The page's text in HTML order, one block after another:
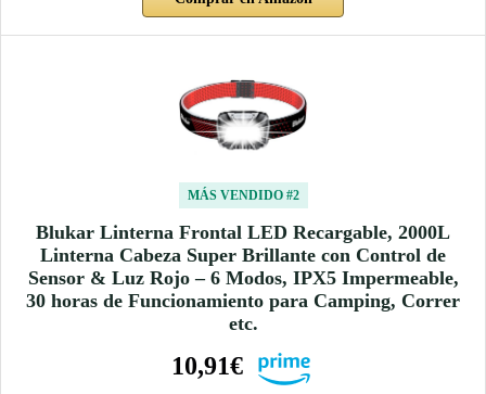
MÁS VENDIDO #2
Blukar Linterna Frontal LED Recargable, 2000L
Linterna Cabeza Super Brillante con Control de
Sensor & Luz Rojo – 6 Modos, IPX5 Impermeable,
30 horas de Funcionamiento para Camping, Correr
etc.
10,91€